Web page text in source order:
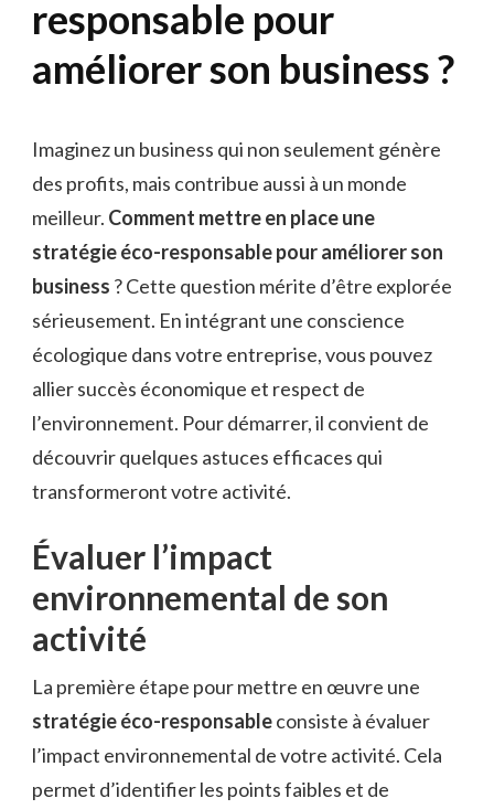
responsable pour
améliorer son business ?
Imaginez un business qui non seulement génère
des profits, mais contribue aussi à un monde
meilleur. Comment mettre en place une
stratégie éco-responsable pour améliorer son
business ? Cette question mérite d’être explorée
sérieusement. En intégrant une conscience
écologique dans votre entreprise, vous pouvez
allier succès économique et respect de
l’environnement. Pour démarrer, il convient de
découvrir quelques astuces efficaces qui
transformeront votre activité.
Évaluer l’impact
environnemental de son
activité
La première étape pour mettre en œuvre une
stratégie éco-responsableconsiste à évaluer
l’impact environnemental de votre activité. Cela
permet d’identifier les points faibles et de